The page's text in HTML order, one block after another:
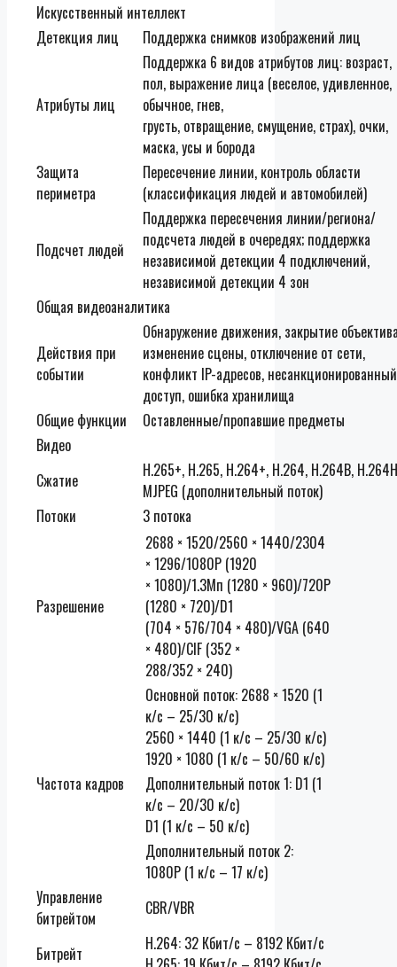
Искусственный интеллект
Детекция лиц
Поддержка снимков изображений лиц
Атрибуты лиц
Поддержка 6 видов атрибутов лиц: возраст,
пол, выражение лица (веселое, удивленное,
обычное, гнев,
грусть, отвращение, смущение, страх), очки,
маска, усы и борода
Защита
периметра
Пересечение линии, контроль области
(классификация людей и автомобилей)
Подсчет людей
Поддержка пересечения линии/региона/
подсчета людей в очередях; поддержка
независимой детекции 4 подключений,
независимой детекции 4 зон
Общая видеоаналитика
Действия при
событии
Обнаружение движения, закрытие
изменение сцены, отключение от сети,
конфликт IP-адресов, несанкционированный
доступ, ошибка хранилища
Общие функции
Оставленные/пропавшие предметы
Видео
Сжатие
H.265+, H.265, H.264+, H.264, H.264B,
MJPEG (дополнительный поток)
Потоки
3 потока
Разрешение
2688 × 1520/2560 × 1440/2304
× 1296/1080P (1920
× 1080)/1.3Mп (1280 × 960)/720P
(1280 × 720)/D1
(704 × 576/704 × 480)/VGA (640
× 480)/CIF (352 ×
288/352 × 240)
Частота кадров
Основной поток: 2688 × 1520 (1
к/с – 25/30 к/с)
2560 × 1440 (1 к/с – 25/30 к/с)
1920 × 1080 (1 к/с – 50/60 к/с)
Дополнительный поток 1: D1 (1
к/с – 20/30 к/с)
D1 (1 к/с – 50 к/с)
Дополнительный поток 2:
1080P (1 к/с – 17 к/с)
Управление
битрейтом
CBR/VBR
Битрейт
H.264: 32 Кбит/с – 8192 Кбит/с